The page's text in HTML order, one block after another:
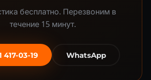
бесплатно. Перезвоним в
течение 15 минут.
417-03-19 WhatsApp